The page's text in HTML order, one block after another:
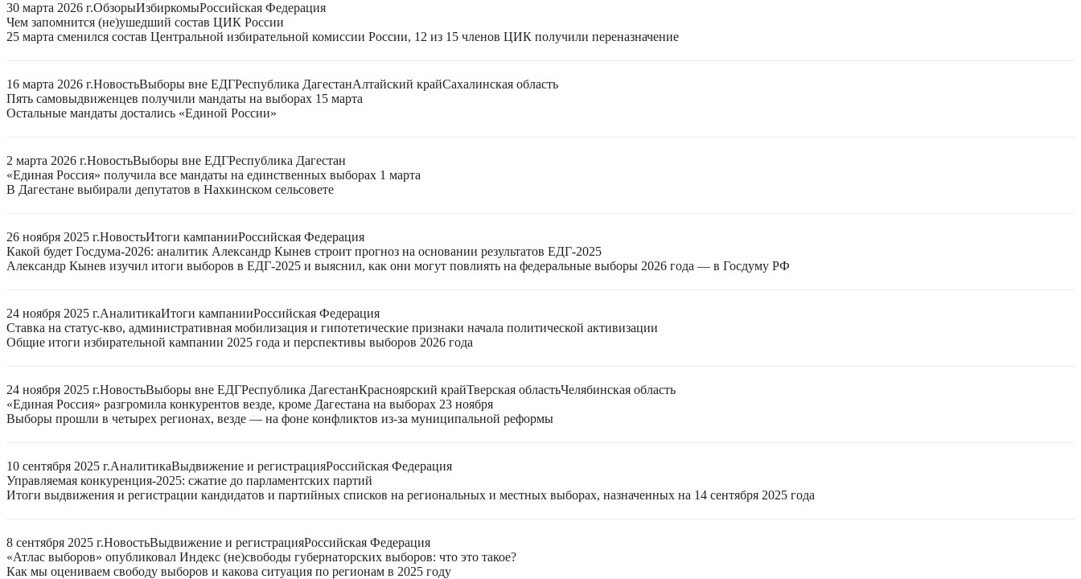
30 марта 2026 г.ОбзорыИзбиркомыРоссийская Федерация
Чем запомнится (не)ушедший состав ЦИК России
25 марта сменился состав Центральной избирательной комиссии России, 12 из 15 членов ЦИК получили переназначение
16 марта 2026 г.НовостьВыборы вне ЕДГРеспублика ДагестанАлтайский крайСахалинская область
Пять самовыдвиженцев получили мандаты на выборах 15 марта
Остальные мандаты достались «Единой России»
2 марта 2026 г.НовостьВыборы вне ЕДГРеспублика Дагестан
«Единая Россия» получила все мандаты на единственных выборах 1 марта
В Дагестане выбирали депутатов в Нахкинском сельсовете
26 ноября 2025 г.НовостьИтоги кампанииРоссийская Федерация
Какой будет Госдума-2026: аналитик Александр Кынев строит прогноз на основании результатов ЕДГ-2025
Александр Кынев изучил итоги выборов в ЕДГ-2025 и выяснил, как они могут повлиять на федеральные выборы 2026 года — в Госдуму РФ
24 ноября 2025 г.АналитикаИтоги кампанииРоссийская Федерация
Ставка на статус-кво, административная мобилизация и гипотетические признаки начала политической активизации
Общие итоги избирательной кампании 2025 года и перспективы выборов 2026 года
24 ноября 2025 г.НовостьВыборы вне ЕДГРеспублика ДагестанКрасноярский крайТверская областьЧелябинская область
«Единая Россия» разгромила конкурентов везде, кроме Дагестана на выборах 23 ноября
Выборы прошли в четырех регионах, везде — на фоне конфликтов из-за муниципальной реформы
10 сентября 2025 г.АналитикаВыдвижение и регистрацияРоссийская Федерация
Управляемая конкуренция-2025: сжатие до парламентских партий
Итоги выдвижения и регистрации кандидатов и партийных списков на региональных и местных выборах, назначенных на 14 сентября 2025 года
8 сентября 2025 г.НовостьВыдвижение и регистрацияРоссийская Федерация
«Атлас выборов» опубликовал Индекс (не)свободы губернаторских выборов: что это такое?
Как мы оцениваем свободу выборов и какова ситуация по регионам в 2025 году